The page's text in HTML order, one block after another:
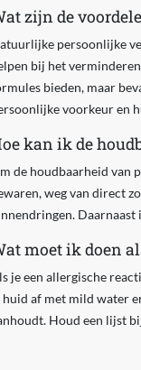
zijn de
persoonlijke
bij het
bieden, maar
voorkeur en
kan ik de
de houdbaarheid van
weg van direct
moet ik doen
je een allergische
huid af met mild water
Houd een lijst